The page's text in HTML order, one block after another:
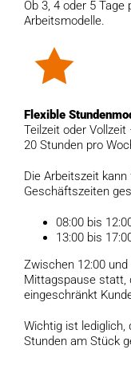
Ob 3, 4 oder 5
Arbeitsmodelle.
Flexible
Teilzeit oder
20 Stunden pro
Die Arbeitszeit
Geschäftszeiten
08:00 bis
13:00 bis
Zwischen 12:00
Mittagspause statt,
eingeschränkt
Wichtig ist
Stunden am Stück